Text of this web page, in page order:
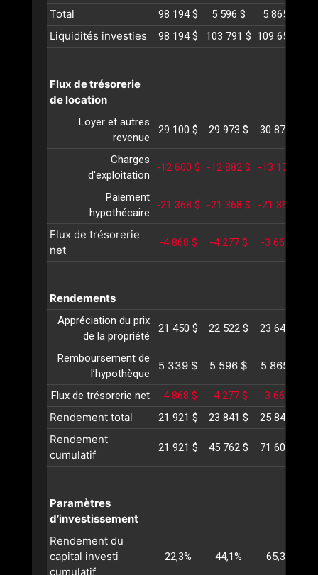
Total 98 194 $ 5 596 $ 5 865 $
Liquidités investies 98 194 $ 103 791 $ 109 656 $
Flux de trésorerie
de location
Loyer et autres
revenue
29 100 $ 29 973 $ 30 872 $
Charges
d'exploitation
-12 600 $ -12 882 $ -13 170 $
Paiement
hypothécaire
-21 368 $ -21 368 $ -21 368 $
Flux de trésorerie
net
-4 868 $ -4 277 $ -3 666 $
Rendements
Appréciation du prix
de la propriété
21 450 $ 22 522 $ 23 648 $
Remboursement de
l’hypothèque
5 339 $ 5 596 $ 5 865 $
Flux de trésorerie net -4 868 $ -4 277 $ -3 666 $
Rendement total 21 921 $ 23 841 $ 25 847 $
Rendement
cumulatif
21 921 $ 45 762 $ 71 609 $
Paramètres
d’investissement
Rendement du
capital investi
cumulatif
22,3% 44,1% 65,3%